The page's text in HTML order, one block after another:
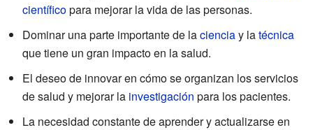
científicopara mejorar la vida de las personas.
Dominar una parte importante de lacienciay latécnica
que tiene un gran impacto en la salud.
El deseo de innovar en cómo se organizan los servicios
de salud y mejorar la investigación para los pacientes.
La necesidad constante de aprender y actualizarse en